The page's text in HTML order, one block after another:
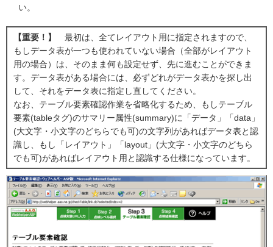
い。
【重要！】
最初は、全てレイアウト用に指定されますので、
もしデータ表が一つも使われていない場合（全部がレイアウト
用の場合）は、そのまま何も設定せず、先に進むことができま
す。データ表がある場合には、必ずどれがデータ表かを探し出
して、それをデータ表に指定し直してください。
なお、テーブル要素確認作業を省略化するため、もしテーブル
要素(tableタグ)のサマリー属性(summary)に「データ」「data」
(大文字・小文字のどちらでも可)の文字列があればデータ表と認
識し、もし「レイアウト」「layout」(大文字・小文字のどちら
でも可)があればレイアウト用と認識する仕様になっています。